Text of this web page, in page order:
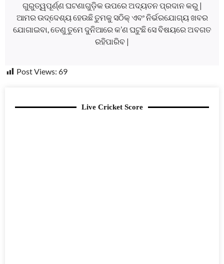
ଗୁରୁତ୍ୱପୂର୍ଣ୍ଣ ଘଟଣାଗୁଡ଼ିକ ଉପରେ ଅଦ୍ୟତନ ପ୍ରଦାନ କରୁ |
ଆମର ଉଦ୍ଦେଶ୍ୟ ହେଉଛି ତୁମକୁ ସଠିକ୍ ଏବଂ ନିର୍ଭରଯୋଗ୍ୟ ଖବର
ଯୋଗାଇବା, ତେଣୁ ତୁମେ ଦୁନିଆରେ କ’ଣ ଘଟୁଛି ସେ ବିଷୟରେ ଅବଗତ
ରହିପାରିବ |
Post Views: 69
Live Cricket Score